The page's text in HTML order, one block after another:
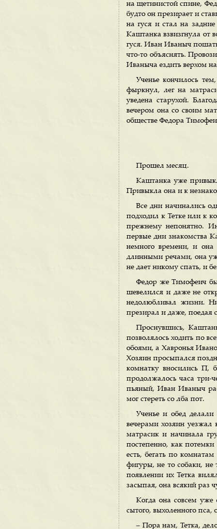
на щетинистой спине,
будто он презирает и
на гуся и стал на
Каштанка взвизгнула от
гуся. Иван Иваныч
что-то объяснять.
Иваныча ездить верхом
Ученье кончилось
фыркнул, лег на
уведена старухой.
вечером она со своим
обществе Федора
Прошел месяц.
Каштанка уже
Привыкла она и к
Все дни начинались
подходил к Тетке или к
прежнему непонятно.
первые дни знакомства
немного времени, и она
длинными речами, она уж
не дает никому спать, и
Федор же Тимофеич
шевелился и даже не
недолюбливал жизни.
презирал и даже, поедая
Проснувшись,
позволялось ходить по
обоями, а Хавронья
Хозяин просыпался
комнатку вносились П,
продолжалось часа три-
пьяный, Иван Иваныч
мог стереть со лба пот.
Ученье и обед
вечерами хозяин уезжал
матрасик и начинала
постепенно, как потемки
есть, бегать по
фигуры, не то собаки,
появлении их Тетка
засыпая, она всякий раз
Когда она совсем уже
сытого, выхоленного пса,
– Пора нам, Тетка,